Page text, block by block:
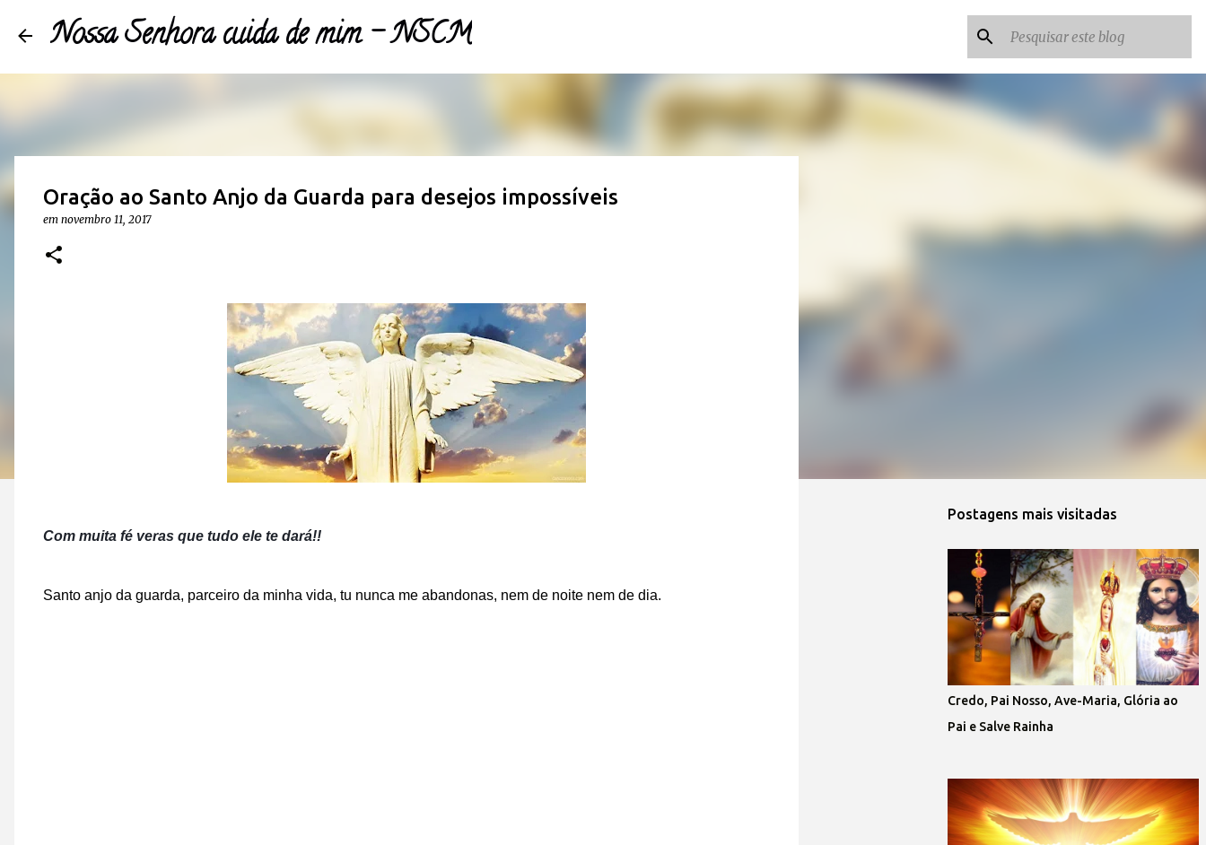
Nossa Senhora cuida de mim - NSCM
Oração ao Santo Anjo da Guarda para desejos impossíveis
em novembro 11, 2017
Com muita fé veras que tudo ele te dará!!
Santo anjo da guarda, parceiro da minha vida, tu nunca me abandonas, nem de noite nem de dia.
Postagens mais visitadas
Credo, Pai Nosso, Ave-Maria, Glória ao
Pai e Salve Rainha